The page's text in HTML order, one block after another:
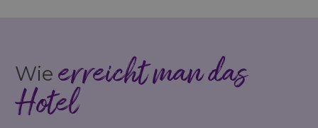
Wie erreicht man das
Hotel